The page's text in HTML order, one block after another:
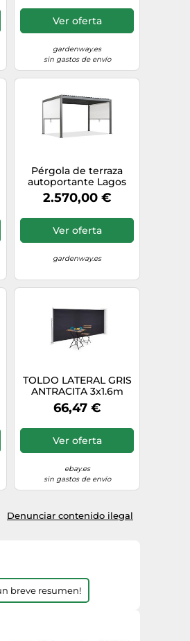
Ver oferta
gardenway.es
sin gastos de envío
Pérgola de terraza
autoportante Lagos
3x4 con persianas
laterales Garden Point
m de longitud
2.570,00 €
Ver oferta
gardenway.es
TOLDO LATERAL GRIS
ANTRACITA 3x1.6m
RRETRACTIL PARA
TERRAZA, PANTALLA
66,47 €
Ver oferta
ebay.es
sin gastos de envío
Denunciar contenido ilegal
breve resumen!